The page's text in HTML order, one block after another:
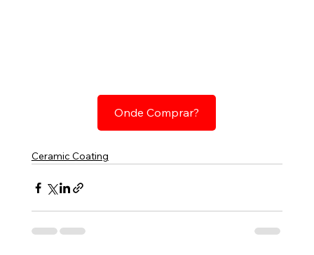
Onde Comprar?
Ceramic Coating